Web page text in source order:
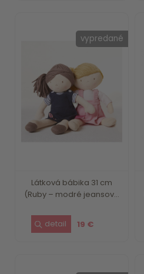
Látková bábika 31 cm
(Ruby – modré jeansov...
19 €
vypredané